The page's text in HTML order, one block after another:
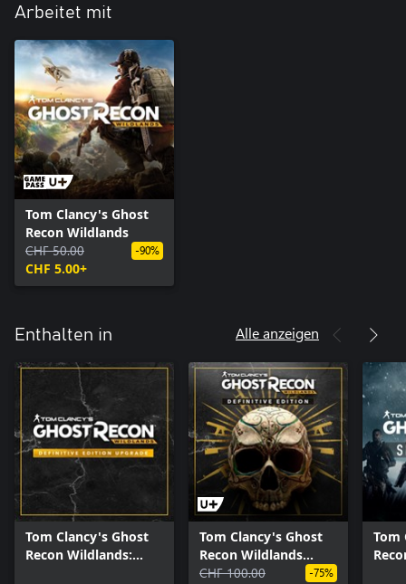
Arbeitet mit
Tom Clancy's Ghost
Recon Wildlands
CHF 50.00
CHF 5.00+
-90%
Enthalten in Alle anzeigen
Tom Clancy's Ghost
Recon Wildlands:
Tom Clancy's Ghost
Recon Wildlands
Definitive Edition
CHF 100.00
-75%
Tom